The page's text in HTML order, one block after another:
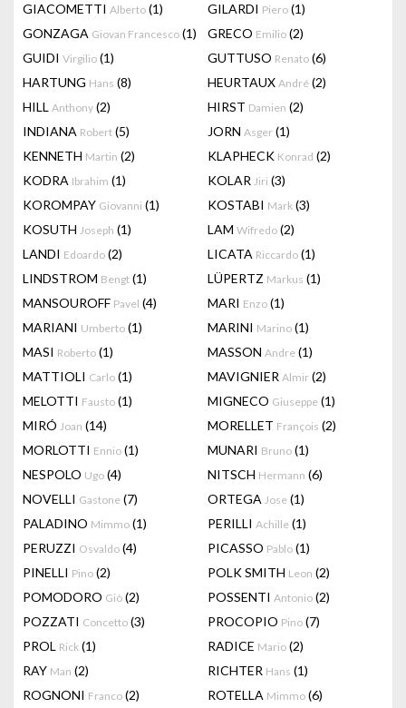
GIACOMETTI Alberto (1) GILARDI Piero (1)
GONZAGA Giovan Francesco (1) GRECO Emilio (2)
GUIDI Virgilio (1) GUTTUSO Renato (6)
HARTUNG Hans (8) HEURTAUX André (2)
HILL Anthony (2) HIRST Damien (2)
INDIANA Robert (5) JORN Asger (1)
KENNETH Martin (2) KLAPHECK Konrad (2)
KODRA Ibrahim (1) KOLAR Jiri (3)
KOROMPAY Giovanni (1) KOSTABI Mark (3)
KOSUTH Joseph (1) LAM Wifredo (2)
LANDI Edoardo (2) LICATA Riccardo (1)
LINDSTROM Bengt (1) LÜPERTZ Markus (1)
MANSOUROFF Pavel (4) MARI Enzo (1)
MARIANI Umberto (1) MARINI Marino (1)
MASI Roberto (1) MASSON Andre (1)
MATTIOLI Carlo (1) MAVIGNIER Almir (2)
MELOTTI Fausto (1) MIGNECO Giuseppe (1)
MIRÓ Joan (14) MORELLET François (2)
MORLOTTI Ennio (1) MUNARI Bruno (1)
NESPOLO Ugo (4) NITSCH Hermann (6)
NOVELLI Gastone (7) ORTEGA Jose (1)
PALADINO Mimmo (1) PERILLI Achille (1)
PERUZZI Osvaldo (4) PICASSO Pablo (1)
PINELLI Pino (2) POLK SMITH Leon (2)
POMODORO Giò (2) POSSENTI Antonio (2)
POZZATI Concetto (3) PROCOPIO Pino (7)
PROL Rick (1) RADICE Mario (2)
RAY Man (2) RICHTER Hans (1)
ROGNONI Franco (2) ROTELLA Mimmo (6)